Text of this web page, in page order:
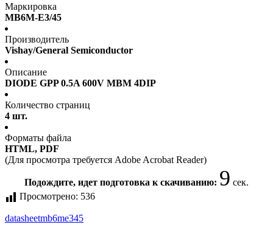
Маркировка
MB6M-E3/45
Производитель
Vishay/General Semiconductor
Описание
DIODE GPP 0.5A 600V MBM 4DIP
Количество страниц
4 шт.
Форматы файла
HTML, PDF
(Для просмотра требуется Adobe Acrobat Reader)
Подождите, идет подготовка к скачиванию: 9 сек.
Просмотрено: 536
datasheetmb6me345